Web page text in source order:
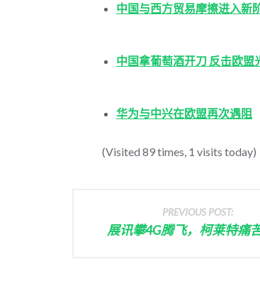
中国与西方贸易摩擦进入新
中国拿葡萄酒开刀 反击欧盟
华为与中兴在欧盟再次遇阻
(Visited 89 times, 1 visits today)
PREVIOUS POST:
展讯攀4G腾飞，柯莱特痛